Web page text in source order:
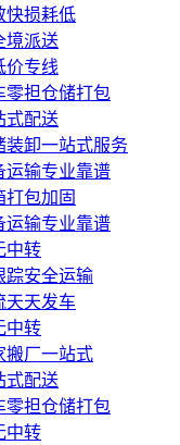
快损耗低
境派送
价专线
零担仓储打包
式配送
装卸一站式服务
运输专业靠谱
包加固
运输专业靠谱
中转
踪安全运输
天天发车
中转
搬厂一站式
式配送
零担仓储打包
中转